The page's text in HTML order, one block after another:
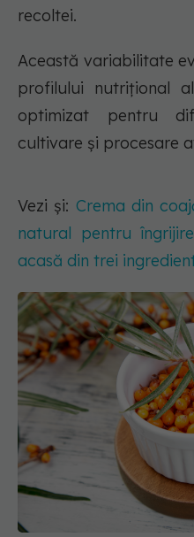
recoltei.
Această variabilitate
profilului nutrițional
optimizat pentru
cultivare și procesare
Vezi și: Crema din
natural pentru
acasă din trei